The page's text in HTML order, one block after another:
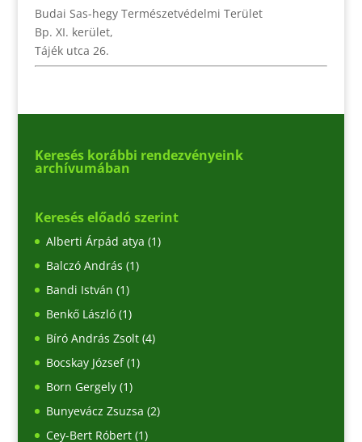
Budai Sas-hegy Természetvédelmi Terület
Bp. XI. kerület,
Tájék utca 26.
Keresés korábbi rendezvényeink
archívumában
Keresés előadó szerint
Alberti Árpád atya (1)
Balczó András (1)
Bandi István (1)
Benkő László(1)
Bíró András Zsolt(4)
Bocskay József(1)
Born Gergely(1)
Bunyevácz Zsuzsa (2)
Cey-Bert Róbert(1)